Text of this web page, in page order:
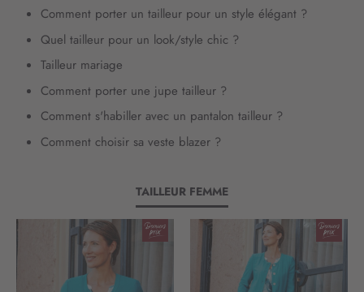
Comment porter un tailleur pour un style élégant ?
Quel tailleur pour un look/style chic ?
Tailleur mariage
Comment porter une jupe tailleur ?
Comment s'habiller avec un pantalon tailleur ?
Comment choisir sa veste blazer ?
TAILLEUR FEMME
i
n
f
o
r
a
t